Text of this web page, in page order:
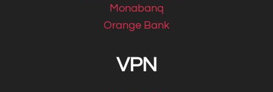
Monabanq
Orange Bank
VPN